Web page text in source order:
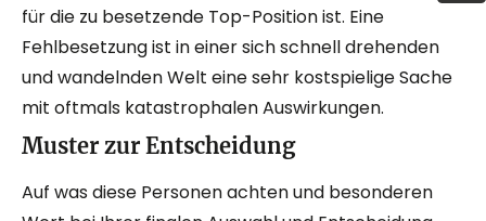
für die zu besetzende Top-Position ist. Eine
Fehlbesetzung ist in einer sich schnell drehenden
und wandelnden Welt eine sehr kostspielige Sache
mit oftmals katastrophalen Auswirkungen.
Muster zur Entscheidung
Auf was diese Personen achten und besonderen